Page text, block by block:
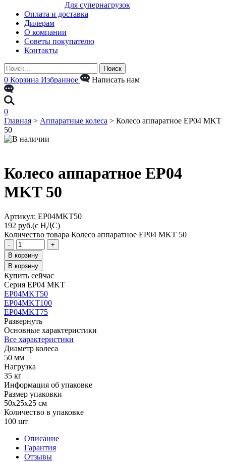
Для супернагрузок
Оплата и доставка
Дилерам
О компании
Советы покупателю
Контакты
0 Корзина Избранное Написать нам
0
Главная > Аппаратные колеса > Колесо аппаратное EP04 MKT
50
Колесо аппаратное EP04
MKT 50
Aртикул: EP04MKT50
192 руб.(с НДС)
Количество товара Колесо аппаратное EP04 MKT 50
-
+
В корзину
В корзину
Купить сейчас
Серия EP04 MKT
EP04MKT50
EP04MKT100
EP04MKT75
Развернуть
Основные характеристики
Все характеристики
Диаметр колеса
50 мм
Нагрузка
35 кг
Информация об упаковке
Размер упаковки
50x25x25 см
Количество в упаковке
100 шт
Описание
Гарантия
Отзывы